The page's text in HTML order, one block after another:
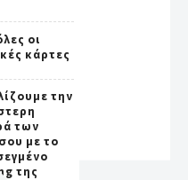
οι
κάρτες
την
των
με το
της